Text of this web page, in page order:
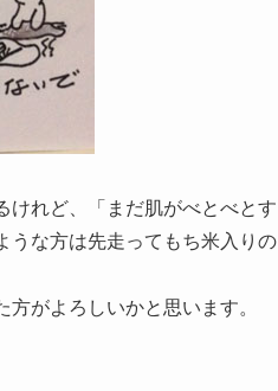
けれど、「まだ肌がべとべとす
うな方は先走ってもち米入りの
がよろしいかと思います。